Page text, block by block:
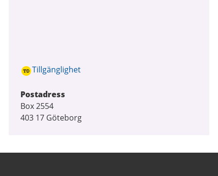
Tillgänglighet
Postadress
Box 2554
403 17 Göteborg